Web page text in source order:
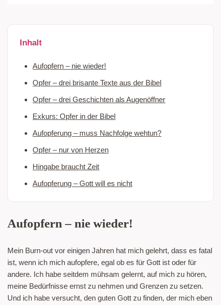
Inhalt
Aufopfern – nie wieder!
Opfer – drei brisante Texte aus der Bibel
Opfer – drei Geschichten als Augenöffner
Exkurs: Opfer in der Bibel
Aufopferung – muss Nachfolge wehtun?
Opfer – nur von Herzen
Hingabe braucht Zeit
Aufopferung – Gott will es nicht
Aufopfern – nie wieder!
Mein Burn-out vor einigen Jahren hat mich gelehrt, dass es fatal
ist, wenn ich mich aufopfere, egal ob es für Gott ist oder für
andere. Ich habe seitdem mühsam gelernt, auf mich zu hören,
meine Bedürfnisse ernst zu nehmen und Grenzen zu setzen.
Und ich habe versucht, den guten Gott zu finden, der mich eben